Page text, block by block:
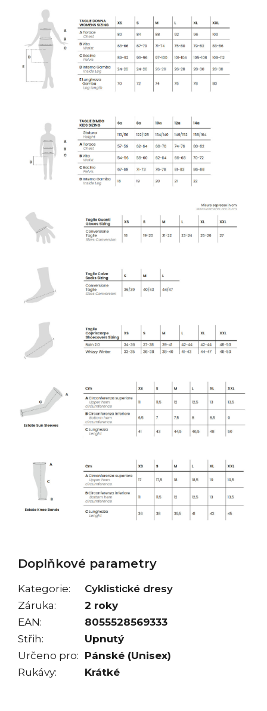
Doplňkové parametry
Kategorie:
Cyklistické dresy
Záruka:
2 roky
EAN:
8055528569333
Střih:
Upnutý
Určeno pro: Pánské (Unisex)
Rukávy: Krátké